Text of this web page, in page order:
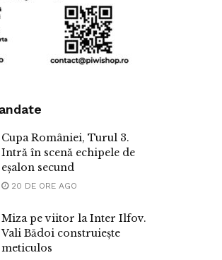
Cupa României, Turul 3.
Intră în scenă echipele de
eșalon secund
20 DE ORE AGO
Miza pe viitor la Inter Ilfov.
Vali Bădoi construiește
meticulos